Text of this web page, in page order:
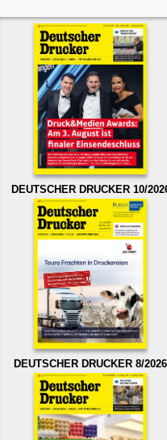
DEUTSCHER DRUCKER 10/
DEUTSCHER DRUCKER 8/2026